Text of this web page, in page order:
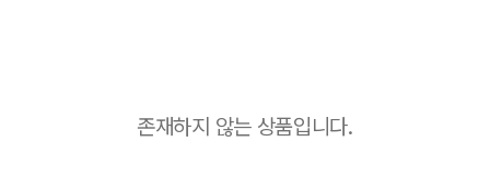
존재하지 않는 상품입니다.